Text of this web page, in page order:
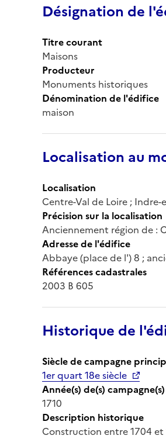
Désignation de
Titre courant
Maisons
Producteur
Monuments historiques
Dénomination de l'édifice
maison
Localisation au
Localisation
Centre-Val de Loire ; Indre-
Précision sur la localisation
Anciennement région de :
Adresse de l'édifice
Abbaye (place de l') 8 ;
Références cadastrales
2003 B 605
Historique de
Siècle de campagne
1er quart 18e siècle
Année(s) de(s)
1710
Description historique
Construction entre 1704 et